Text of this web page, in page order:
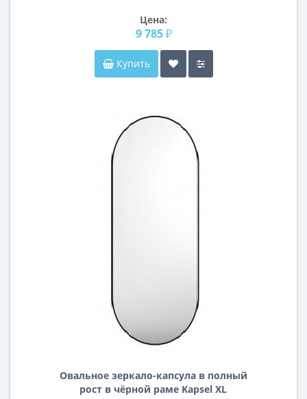
Цена:
9 785 ₽
Купить
Овальное зеркало-капсула в полный
рост в чёрной раме Kapsel XL